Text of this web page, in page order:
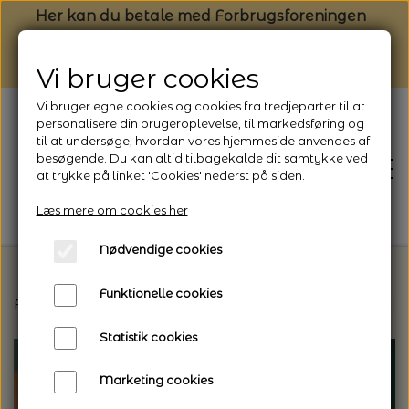
Her kan du betale med Forbrugsforeningen
NYHEDSBREV
Forside
Vi bruger cookies
Vi bruger egne cookies og cookies fra tredjeparter til at
personalisere din brugeroplevelse, til markedsføring og
til at undersøge, hvordan vores hjemmeside anvendes af
besøgende. Du kan altid tilbagekalde dit samtykke ved
at trykke på linket 'Cookies' nederst på siden.
Læs mere om cookies her
Nødvendige cookies
Funktionelle cookies
Statistik cookies
Marketing cookies